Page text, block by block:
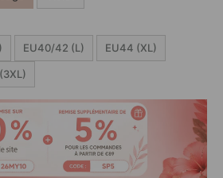
EU40/42 (L) EU44 (XL)